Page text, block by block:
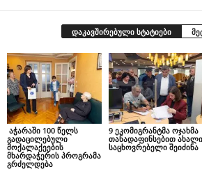
დაკავშირებული სტატიები
აჭარაში 100 წელს
გადაცილებული
მოქალაქეების
მხარდაჭერის პროგრამა
გრძელდება
9 ეკომიგრანტმა ოჯახმა
თანადაფინსებით ახალი
საცხოვრებელი შეიძინა